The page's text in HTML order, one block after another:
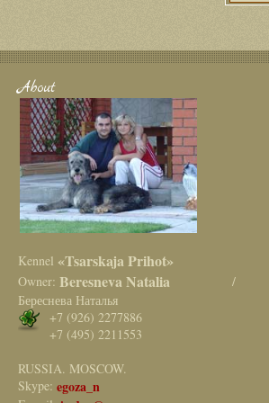
About
Kennel «Tsarskaja Prihot»
Owner: Beresneva Natalia /
Береснева Наталья
+7 (926) 2277886
+7 (495) 2211553
RUSSIA. MOSCOW.
Skype: egoza_n